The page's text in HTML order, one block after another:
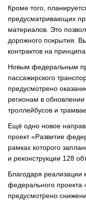
Кроме того,
предусматривающих
материалов. Это
дорожного покрытия.
контрактов на
Новым федеральным
пассажирского
предусмотрено
регионам в обновлении
троллейбусов и
Ещё одно новое
проект «Развитие
рамках которого
и реконструкции 128
Благодаря реализации
федерального проекта
предусмотрено